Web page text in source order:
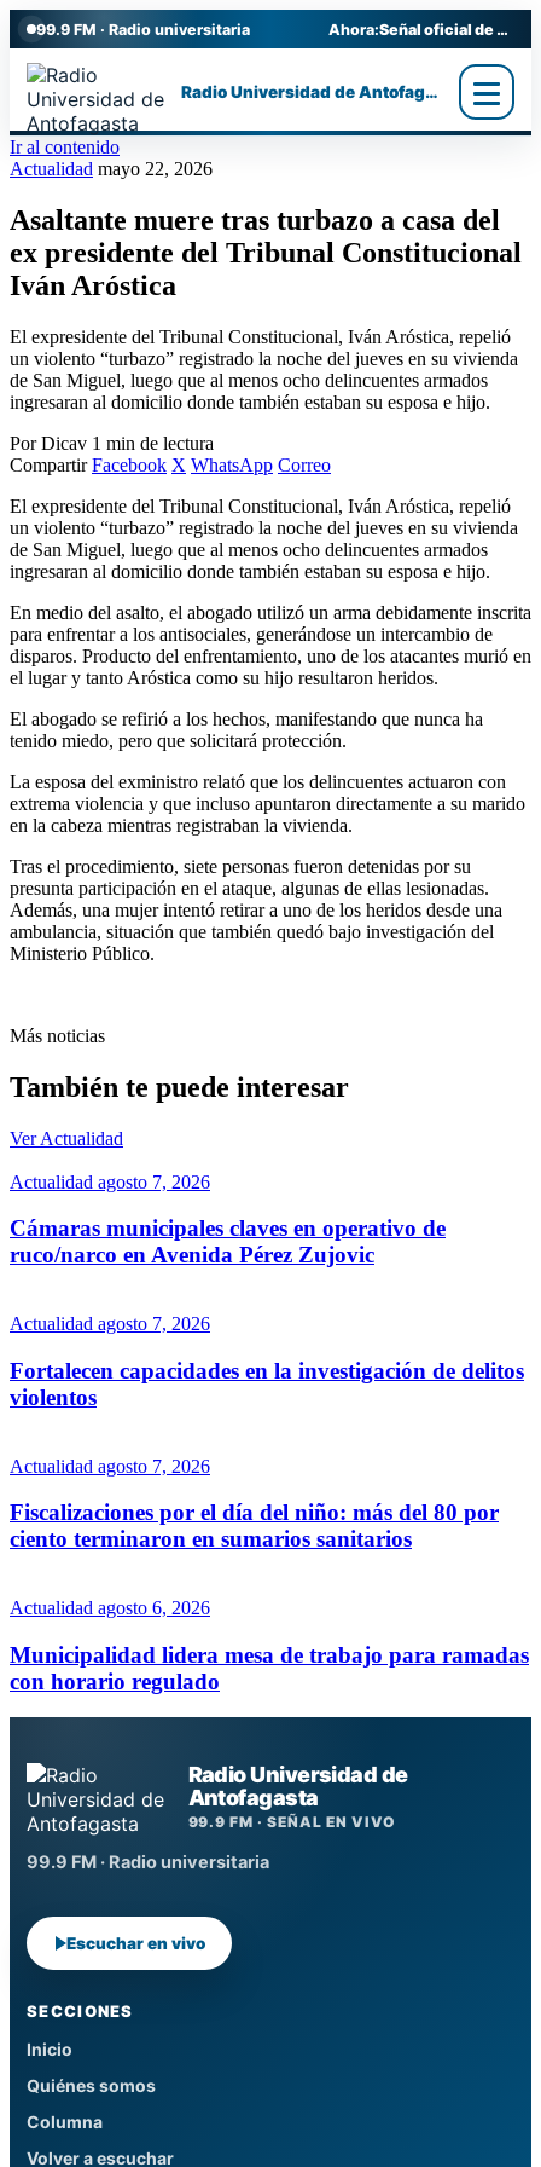
99.9 FM · Radio universitaria Ahora: Señal oficial de Radio UA
Radio Universidad de Antofagasta
Ir al contenido
Actualidad mayo 22, 2026
Asaltante muere tras turbazo a casa del
ex presidente del Tribunal Constitucional
Iván Aróstica
El expresidente del Tribunal Constitucional, Iván Aróstica, repelió
un violento “turbazo” registrado la noche del jueves en su vivienda
de San Miguel, luego que al menos ocho delincuentes armados
ingresaran al domicilio donde también estaban su esposa e hijo.
Por Dicav 1 min de lectura
Compartir Facebook X WhatsApp Correo
El expresidente del Tribunal Constitucional, Iván Aróstica, repelió
un violento “turbazo” registrado la noche del jueves en su vivienda
de San Miguel, luego que al menos ocho delincuentes armados
ingresaran al domicilio donde también estaban su esposa e hijo.
En medio del asalto, el abogado utilizó un arma debidamente inscrita
para enfrentar a los antisociales, generándose un intercambio de
disparos. Producto del enfrentamiento, uno de los atacantes murió en
el lugar y tanto Aróstica como su hijo resultaron heridos.
El abogado se refirió a los hechos, manifestando que nunca ha
tenido miedo, pero que solicitará protección.
La esposa del exministro relató que los delincuentes actuaron con
extrema violencia y que incluso apuntaron directamente a su marido
en la cabeza mientras registraban la vivienda.
Tras el procedimiento, siete personas fueron detenidas por su
presunta participación en el ataque, algunas de ellas lesionadas.
Además, una mujer intentó retirar a uno de los heridos desde una
ambulancia, situación que también quedó bajo investigación del
Ministerio Público.
Más noticias
También te puede interesar
Ver Actualidad
Actualidad agosto 7, 2026
Cámaras municipales claves en operativo de
ruco/narco en Avenida Pérez Zujovic
Actualidad agosto 7, 2026
Fortalecen capacidades en la investigación de delitos
violentos
Actualidad agosto 7, 2026
Fiscalizaciones por el día del niño: más del 80 por
ciento terminaron en sumarios sanitarios
Actualidad agosto 6, 2026
Municipalidad lidera mesa de trabajo para ramadas
con horario regulado
Radio Universidad de
Antofagasta
99.9 FM · SEÑAL EN VIVO
99.9 FM · Radio universitaria
Escuchar en vivo
SECCIONES
Inicio
Quiénes somos
Columna
Volver a escuchar